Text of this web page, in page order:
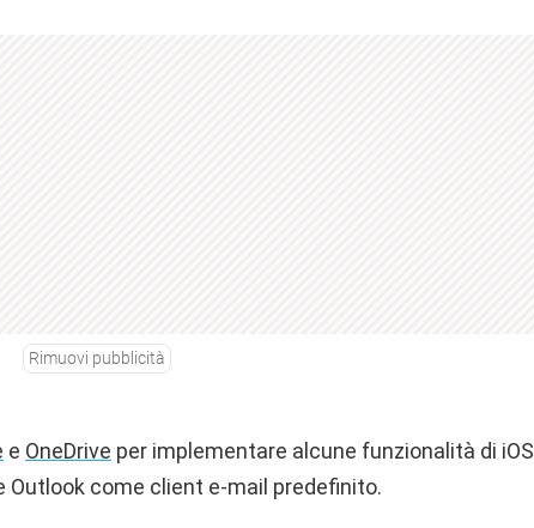
Rimuovi pubblicità
e OneDrive per implementare alcune funzionalità di iOS
come client e-mail predefinito.